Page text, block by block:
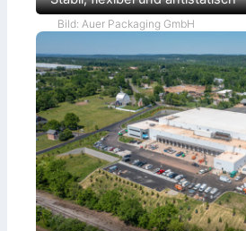
Bild: Auer Packaging GmbH